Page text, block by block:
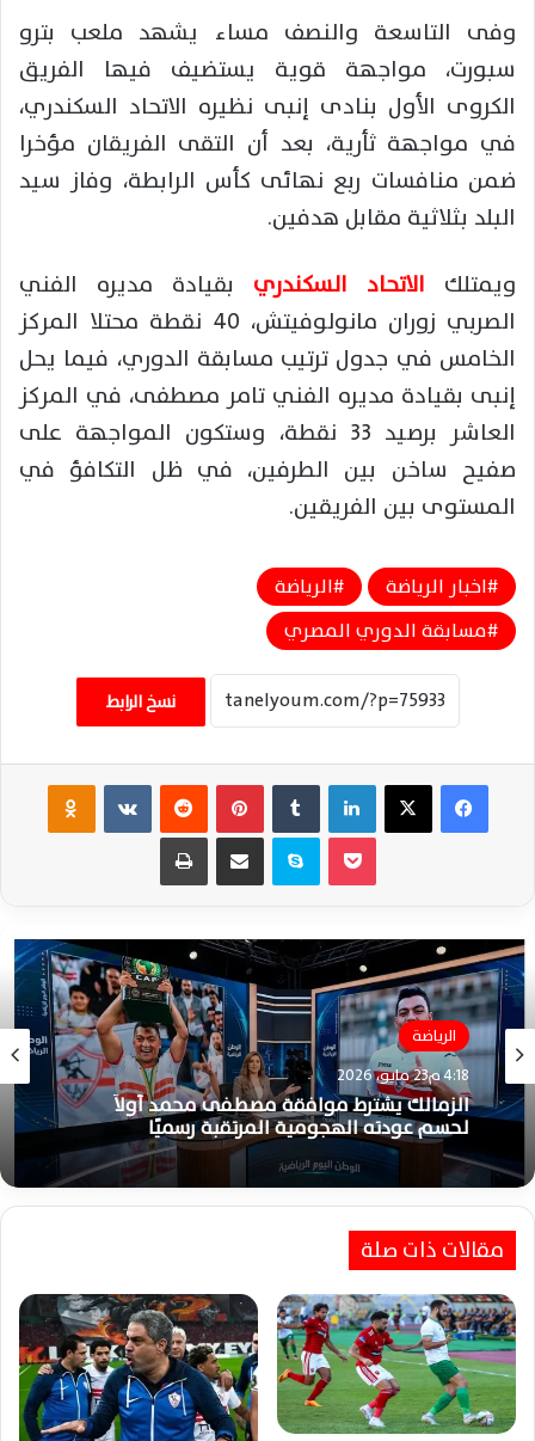
وفى التاسعة والنصف مساء يشهد ملعب بترو
سبورت، مواجهة قوية يستضيف فيها الفريق
الكروى الأول بنادى إنبى نظيره الاتحاد السكندري،
في مواجهة ثأرية، بعد أن التقى الفريقان مؤخرا
ضمن منافسات ربع نهائى كأس الرابطة، وفاز سيد
البلد بثلاثية مقابل هدفين.
ويمتلك الاتحاد السكندري بقيادة مديره الفني
الصربي زوران مانولوفيتش، 40 نقطة محتلا المركز
الخامس في جدول ترتيب مسابقة الدوري، فيما يحل
إنبى بقيادة مديره الفني تامر مصطفى، في المركز
العاشر برصيد 33 نقطة، وستكون المواجهة على
صفيح ساخن بين الطرفين، في ظل التكافؤ في
المستوى بين الفريقين.
اخبار الرياضة
الرياضة
مسابقة الدوري المصري
نسخ الرابط
فيسبوك ‫X لينكدإن بينتيريست ‏VKontakte
سكايب مشاركة عبر البريد طباعة
الرياضة
4:18 م23 مايو، 2026
الزمالك يشترط موافقة مصطفى محمد أولاً
لحسم عودته الهجومية المرتقبة رسميًا
الرياضة
9:13 م22 مايو، 2026
احد لاعبي الزمالك للجماهير : اللقب هديتكم..
و«الحدوتة» تحققت أخيرًا
مقالات ذات صلة